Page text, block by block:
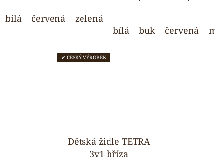
bílá červená zelená
bílá buk červená
✔ ČESKÝ VÝROBEK
Dětská židle TETRA
3v1 bříza